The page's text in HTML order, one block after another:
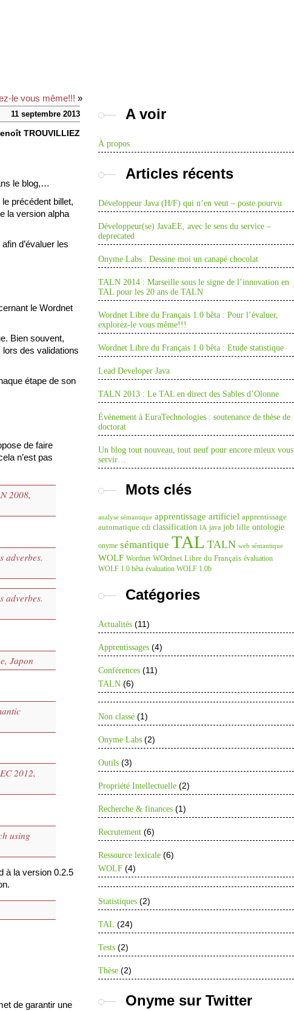
le vous même!!! »
11 septembre 2013
TROUVILLIEZ
le blog,…
précédent billet,
la version alpha
d’évaluer les
le Wordnet
Bien souvent,
des validations
étape de son
de faire
n’est pas
2008,
adverbes.
adverbes.
Japon
2012,
using
à la version 0.2.5
de garantir une
A voir
À propos
Articles récents
Développeur Java (H/F) qui n’en veut – poste pourvu
Développeur(se) JavaEE, avec le sens du service –
deprecated
Onyme Labs : Dessine moi un canapé chocolat
TALN 2014 : Marseille sous le signe de l’innovation en
TAL pour les 20 ans de TALN
Wordnet Libre du Français 1.0 bêta : Pour l’évaluer,
explorez-le vous même!!!
Wordnet Libre du Français 1.0 bêta : Etude statistique
Lead Developer Java
TALN 2013 : Le TAL en direct des Sables d’Olonne
Évènement à EuraTechnologies : soutenance de thèse de
doctorat
Un blog tout nouveau, tout neuf pour encore mieux vous
servir…
Mots clés
analyse sémantique apprentissage artificiel apprentissage
automatique cdi classification IA java job lille ontologie
onyme sémantique TAL TALN web sémantique
WOLF Wordnet WOrdnet Libre du Français évaluation
WOLF 1.0 bêta évaluation WOLF 1.0b
Catégories
Actualités (11)
Apprentissages (4)
Conférences (11)
TALN (6)
Non classé (1)
Onyme Labs (2)
Outils (3)
Propriété Intellectuelle (2)
Recherche & finances (1)
Recrutement (6)
Ressource lexicale (6)
WOLF (4)
Statistiques (2)
TAL (24)
Tests (2)
Thèse (2)
Onyme sur Twitter